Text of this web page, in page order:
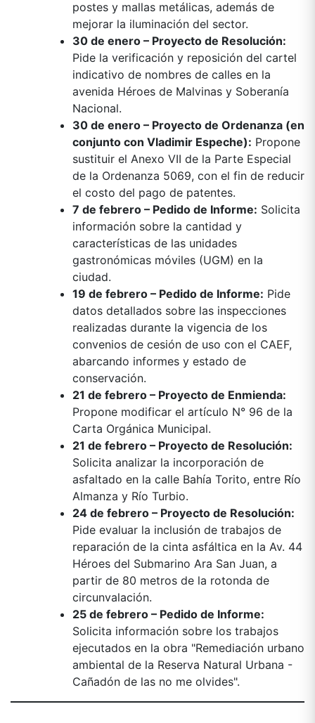
postes y mallas metálicas, además de
mejorar la iluminación del sector.
30 de enero – Proyecto de Resolución:
Pide la verificación y reposición del cartel
indicativo de nombres de calles en la
avenida Héroes de Malvinas y Soberanía
Nacional.
30 de enero – Proyecto de Ordenanza (en
conjunto con Vladimir Espeche): Propone
sustituir el Anexo VII de la Parte Especial
de la Ordenanza 5069, con el fin de reducir
el costo del pago de patentes.
7 de febrero – Pedido de Informe: Solicita
información sobre la cantidad y
características de las unidades
gastronómicas móviles (UGM) en la
ciudad.
19 de febrero – Pedido de Informe: Pide
datos detallados sobre las inspecciones
realizadas durante la vigencia de los
convenios de cesión de uso con el CAEF,
abarcando informes y estado de
conservación.
21 de febrero – Proyecto de Enmienda:
Propone modificar el artículo N° 96 de la
Carta Orgánica Municipal.
21 de febrero – Proyecto de Resolución:
Solicita analizar la incorporación de
asfaltado en la calle Bahía Torito, entre Río
Almanza y Río Turbio.
24 de febrero – Proyecto de Resolución:
Pide evaluar la inclusión de trabajos de
reparación de la cinta asfáltica en la Av. 44
Héroes del Submarino Ara San Juan, a
partir de 80 metros de la rotonda de
circunvalación.
25 de febrero – Pedido de Informe:
Solicita información sobre los trabajos
ejecutados en la obra "Remediación urbano
ambiental de la Reserva Natural Urbana -
Cañadón de las no me olvides".